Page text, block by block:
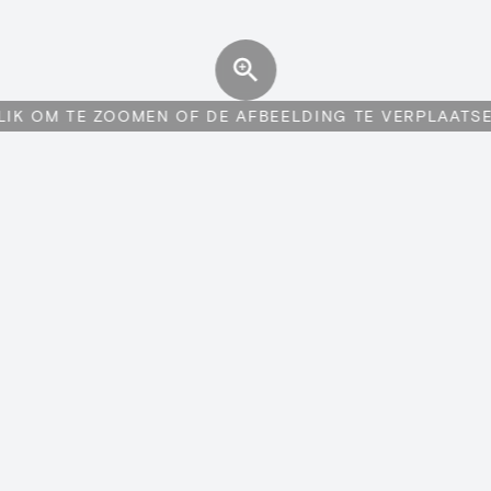
OM TE ZOOMEN OF DE AFBEELDING TE